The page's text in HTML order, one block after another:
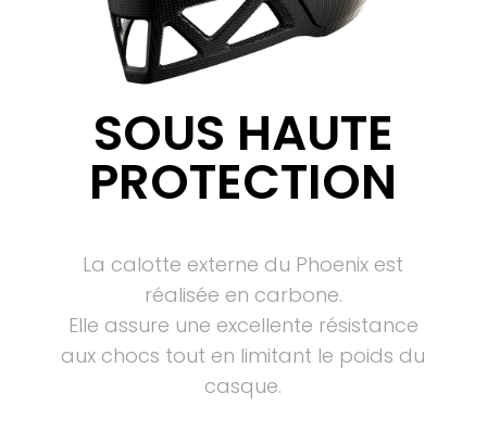
SOUS HAUTE
PROTECTION
La calotte externe du Phoenix est
réalisée en carbone.
Elle assure une excellente résistance
aux chocs tout en limitant le poids du
casque.